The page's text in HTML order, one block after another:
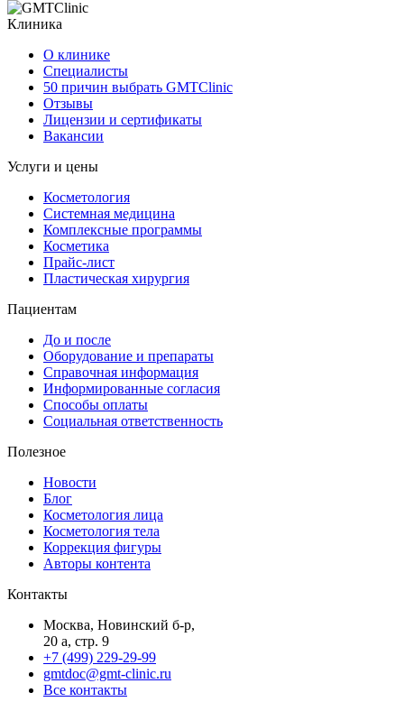
Клиника
О клинике
Специалисты
50 причин выбрать GMTClinic
Отзывы
Лицензии и сертификаты
Вакансии
Услуги и цены
Косметология
Системная медицина
Комплексные программы
Косметика
Прайс-лист
Пластическая хирургия
Пациентам
До и после
Оборудование и препараты
Справочная информация
Информированные согласия
Способы оплаты
Социальная ответственность
Полезное
Новости
Блог
Косметология лица
Косметология тела
Коррекция фигуры
Авторы контента
Контакты
Москва, Новинский б-р,
20 а, стр. 9
+7 (499) 229-29-99
gmtdoc@gmt-clinic.ru
Все контакты